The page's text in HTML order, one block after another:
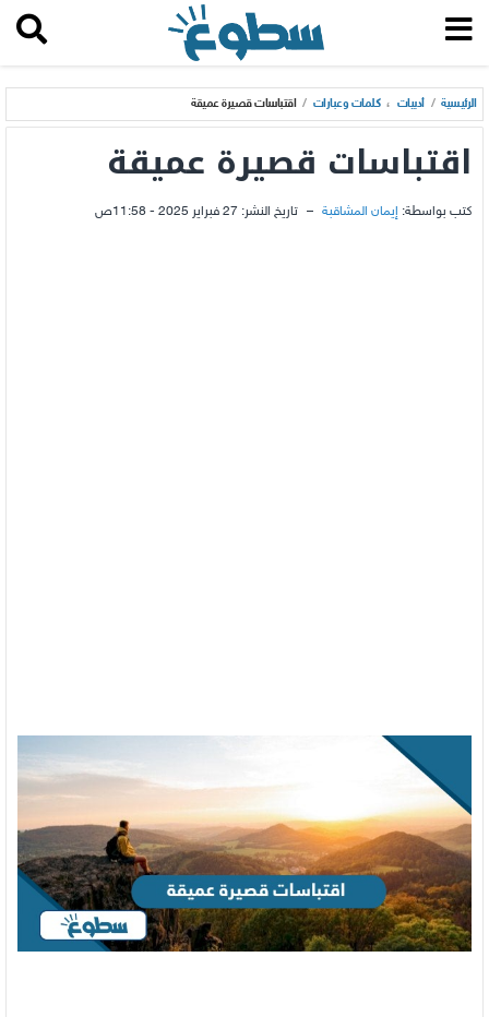
الرئيسية / أدبيات ، كلمات وعبارات / اقتباسات قصيرة عميقة
اقتباسات قصيرة عميقة
كتب بواسطة: إيمان المشاقبة – تاريخ النشر: 27 فبراير 2025 - 11:58ص